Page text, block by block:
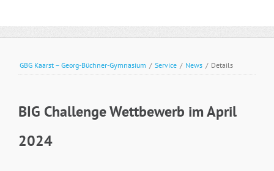
GBG Kaarst – Georg-Büchner-Gymnasium / Service / News / Details
BIG Challenge Wettbewerb im April
2024